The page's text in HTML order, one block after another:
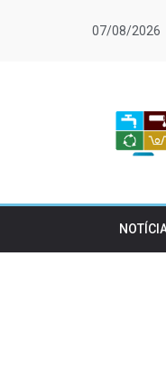
07/08/2026